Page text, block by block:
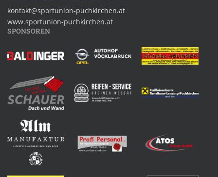
kontakt@sportunion-puchkirchen.at
www.sportunion-puchkirchen.at
SPONSOREN